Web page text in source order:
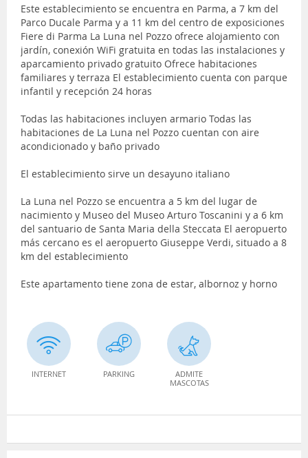
Este establecimiento se encuentra en Parma, a 7 km del
Parco Ducale Parma y a 11 km del centro de exposiciones
Fiere di Parma La Luna nel Pozzo ofrece alojamiento con
jardín, conexión WiFi gratuita en todas las instalaciones y
aparcamiento privado gratuito Ofrece habitaciones
familiares y terraza El establecimiento cuenta con parque
infantil y recepción 24 horas
Todas las habitaciones incluyen armario Todas las
habitaciones de La Luna nel Pozzo cuentan con aire
acondicionado y baño privado
El establecimiento sirve un desayuno italiano
La Luna nel Pozzo se encuentra a 5 km del lugar de
nacimiento y Museo del Museo Arturo Toscanini y a 6 km
del santuario de Santa Maria della Steccata El aeropuerto
más cercano es el aeropuerto Giuseppe Verdi, situado a 8
km del establecimiento
Este apartamento tiene zona de estar, albornoz y horno
INTERNET PARKING
ADMITE
MASCOTAS